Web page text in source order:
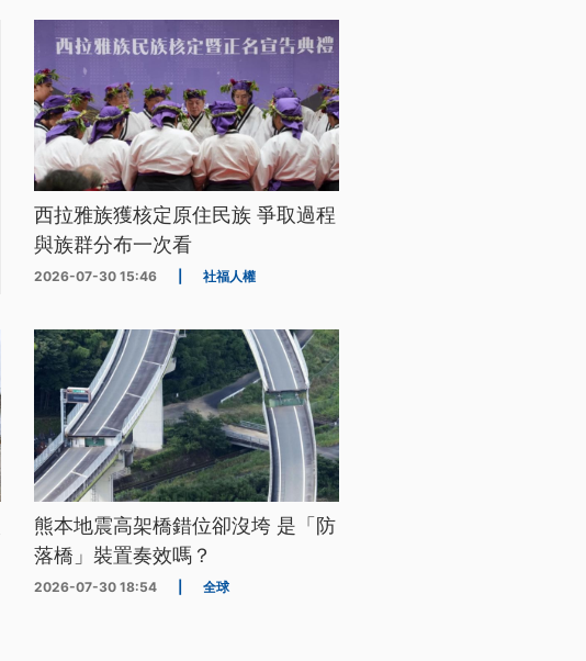
西拉雅族獲核定原住民族 爭取過程
與族群分布一次看
2026-07-30 15:46 社福人權
熊本地震高架橋錯位卻沒垮 是「防
落橋」裝置奏效嗎？
2026-07-30 18:54 全球